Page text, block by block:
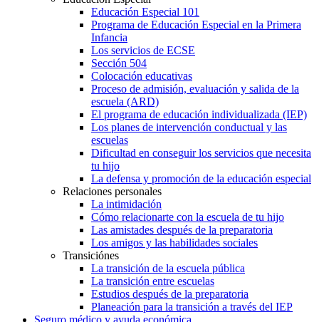
Educación Especial 101
Programa de Educación Especial en la Primera
Infancia
Los servicios de ECSE
Sección 504
Colocación educativas
Proceso de admisión, evaluación y salida de la
escuela (ARD)
El programa de educación individualizada (IEP)
Los planes de intervención conductual y las
escuelas
Dificultad en conseguir los servicios que necesita
tu hijo
La defensa y promoción de la educación especial
Relaciones personales
La intimidación
Cómo relacionarte con la escuela de tu hijo
Las amistades después de la preparatoria
Los amigos y las habilidades sociales
Transiciónes
La transición de la escuela pública
La transición entre escuelas
Estudios después de la preparatoria
Planeación para la transición a través del IEP
Seguro médico y ayuda económica